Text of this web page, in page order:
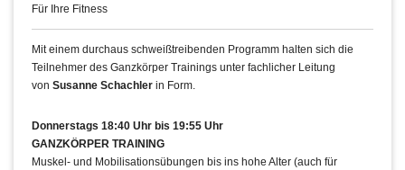
Für Ihre Fitness
Mit einem durchaus schweißtreibenden Programm halten sich die
Teilnehmer des Ganzkörper Trainings unter fachlicher Leitung
von Susanne Schachler in Form.
Donnerstags 18:40 Uhr bis 19:55 Uhr
GANZKÖRPER TRAINING
Muskel- und Mobilisationsübungen bis ins hohe Alter (auch für